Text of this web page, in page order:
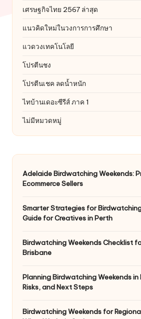
เศรษฐกิจไทย 2567 ล่าสุด
แนวคิดใหม่ในวงการการศึกษา
แวดวงเทคโนโลยี
โปรตีนชง
โปรตีนเชค ลดน้ำหนัก
ไทบ้านเดอะซีรีส์ ภาค 1
ไม่มีหมวดหมู่
Adelaide Birdwatching Weekends:
Ecommerce Sellers
Smarter Strategies for
Guide for Creatives in Perth
Birdwatching Weekends Checklist
Brisbane
Planning Birdwatching Weekends in
Risks, and Next Steps
Birdwatching Weekends for